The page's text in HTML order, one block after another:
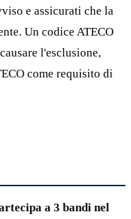
e assicurati che la
Un codice ATECO
l'esclusione,
come requisito di
a 3 bandi nel